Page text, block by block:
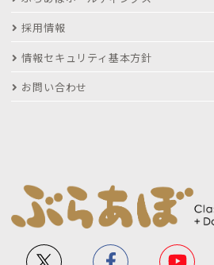
採用情報
情報セキュリティ基本方針
お問い合わせ